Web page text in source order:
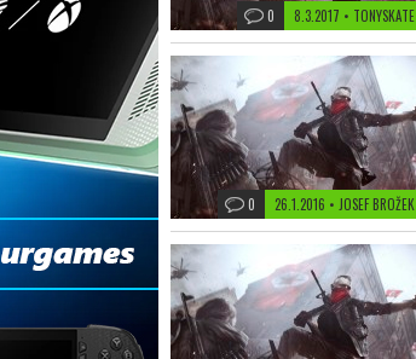
8.3.2017 • TONYSKATE
0
26.1.2016 • JOSEF BROŽEK
0